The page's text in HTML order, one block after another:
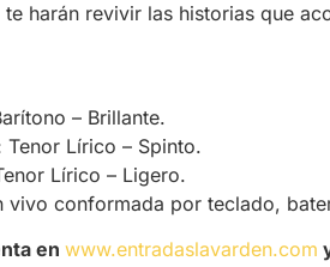
harán revivir las historias que
– Brillante.
Tenor Lírico – Spinto.
Lírico – Ligero.
vivo conformada por teclado,
enwww.entradaslavarden.com